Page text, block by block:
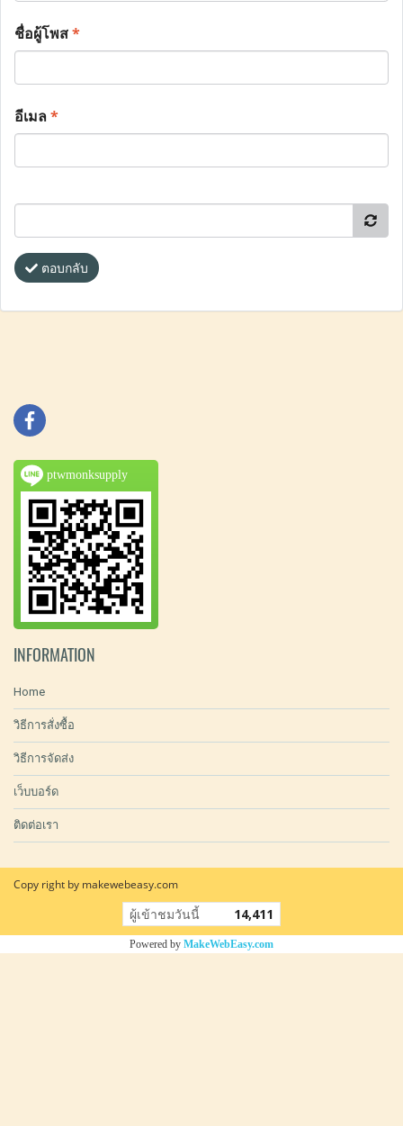
ชื่อผู้โพส*
อีเมล*
ตอบกลับ
ptwmonksupply
INFORMATION
Home
วิธีการสั่งซื้อ
วิธีการจัดส่ง
เว็บบอร์ด
ติดต่อเรา
Copy right by makewebeasy.com
ผู้เข้าชมวันนี้ 14,411
Powered by MakeWebEasy.com